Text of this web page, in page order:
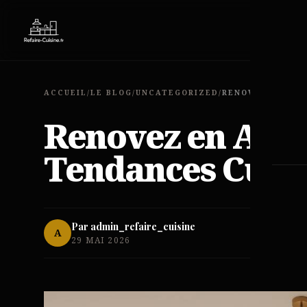
ACCUEIL /LE BLOG/UNCATEGORIZED /
Renovez en
Tendances
A Par admin_refaire_cuisine
29 MAI 2026